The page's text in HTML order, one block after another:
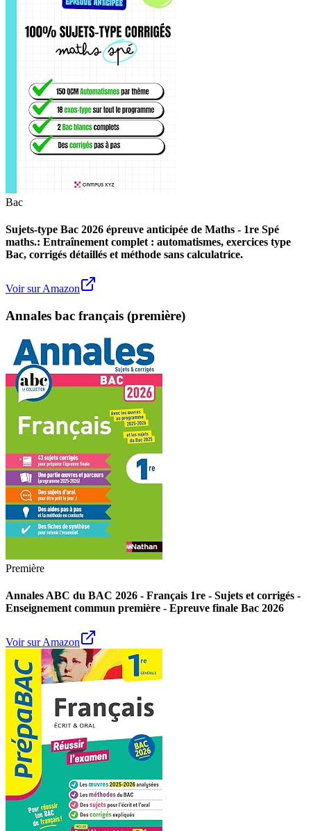
Bac
Sujets-type Bac 2026 épreuve anticipée de Maths - 1re Spé
maths.: Entraînement complet : automatismes, exercices type
Bac, corrigés détaillés et méthode sans calculatrice.
Voir sur Amazon
Annales bac français (première)
Première
Annales ABC du BAC 2026 - Français 1re - Sujets et corrigés -
Enseignement commun première - Epreuve finale Bac 2026
Voir sur Amazon